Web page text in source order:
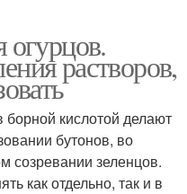
Кислота для подкормки
Кислота при отите
огурцов.
растворов,
кислотой делают
бутонов, во
созревании зеленцов.
как отдельно, так и в